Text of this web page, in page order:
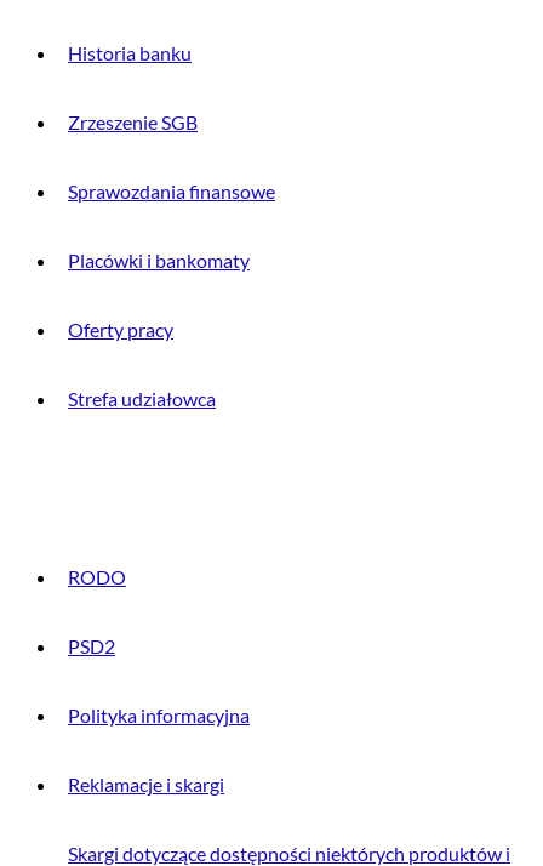
Historia banku
Zrzeszenie SGB
Sprawozdania finansowe
Placówki i bankomaty
Oferty pracy
Strefa udziałowca
RODO
PSD2
Polityka informacyjna
Reklamacje i skargi
Skargi dotyczące dostępności niektórych produktów i